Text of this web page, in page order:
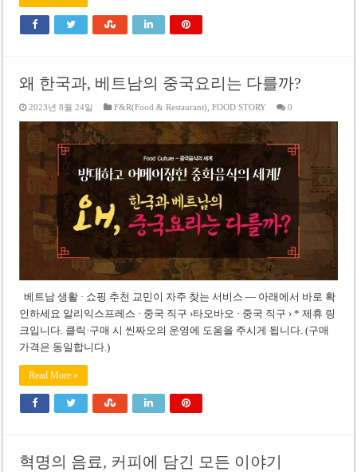
왜 한국과, 베트남의 중국요리는 다를까?
2023년 8월 24일 F&R(Food & Restaurant) ,FOOD STORY 0
베트남 생활 · 쇼핑 추천 교민이 자주 찾는 서비스 — 아래에서 바로 확
인하세요 알리익스프레스 · 중국 직구 ›타오바오 · 중국 직구 › * 제휴 링
크입니다. 클릭·구매 시 씬짜오의 운영에 도움을 주시게 됩니다. (구매
가격은 동일합니다.)
Read More »
혁명의 음료, 커피에 담긴 모든 이야기